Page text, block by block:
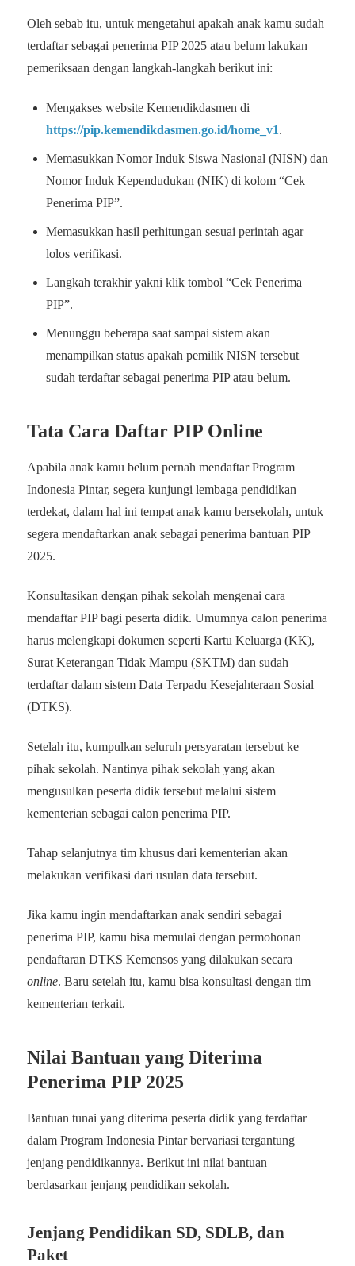
Oleh sebab itu, untuk mengetahui apakah anak kamu sudah
terdaftar sebagai penerima PIP 2025 atau belum lakukan
pemeriksaan dengan langkah-langkah berikut ini:
Mengakses website Kemendikdasmen di
https://pip.kemendikdasmen.go.id/home_v1.
Memasukkan Nomor Induk Siswa Nasional (NISN) dan
Nomor Induk Kependudukan (NIK) di kolom “Cek
Penerima PIP”.
Memasukkan hasil perhitungan sesuai perintah agar
lolos verifikasi.
Langkah terakhir yakni klik tombol “Cek Penerima
PIP”.
Menunggu beberapa saat sampai sistem akan
menampilkan status apakah pemilik NISN tersebut
sudah terdaftar sebagai penerima PIP atau belum.
Tata Cara Daftar PIP Online
Apabila anak kamu belum pernah mendaftar Program
Indonesia Pintar, segera kunjungi lembaga pendidikan
terdekat, dalam hal ini tempat anak kamu bersekolah, untuk
segera mendaftarkan anak sebagai penerima bantuan PIP
2025.
Konsultasikan dengan pihak sekolah mengenai cara
mendaftar PIP bagi peserta didik. Umumnya calon penerima
harus melengkapi dokumen seperti Kartu Keluarga (KK),
Surat Keterangan Tidak Mampu (SKTM) dan sudah
terdaftar dalam sistem Data Terpadu Kesejahteraan Sosial
(DTKS).
Setelah itu, kumpulkan seluruh persyaratan tersebut ke
pihak sekolah. Nantinya pihak sekolah yang akan
mengusulkan peserta didik tersebut melalui sistem
kementerian sebagai calon penerima PIP.
Tahap selanjutnya tim khusus dari kementerian akan
melakukan verifikasi dari usulan data tersebut.
Jika kamu ingin mendaftarkan anak sendiri sebagai
penerima PIP, kamu bisa memulai dengan permohonan
pendaftaran DTKS Kemensos yang dilakukan secara
online. Baru setelah itu, kamu bisa konsultasi dengan tim
kementerian terkait.
Nilai Bantuan yang Diterima
Penerima PIP 2025
Bantuan tunai yang diterima peserta didik yang terdaftar
dalam Program Indonesia Pintar bervariasi tergantung
jenjang pendidikannya. Berikut ini nilai bantuan
berdasarkan jenjang pendidikan sekolah.
Jenjang Pendidikan SD, SDLB, dan
Paket